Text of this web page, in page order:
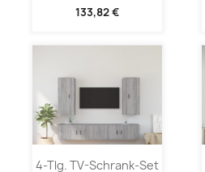
133,82 €
4-Tlg. TV-Schrank-Set